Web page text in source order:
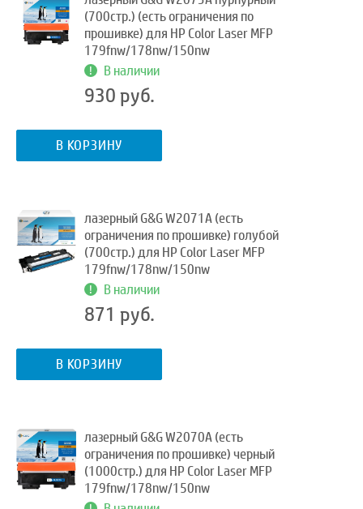
(700стр.) (есть ограничения по
прошивке) для HP Color Laser MFP
179fnw/178nw/150nw
В наличии
930 руб.
В КОРЗИНУ
лазерный G&G W2071A (есть
ограничения по прошивке) голубой
(700стр.) для HP Color Laser MFP
179fnw/178nw/150nw
В наличии
871 руб.
В КОРЗИНУ
лазерный G&G W2070A (есть
ограничения по прошивке) черный
(1000стр.) для HP Color Laser MFP
179fnw/178nw/150nw